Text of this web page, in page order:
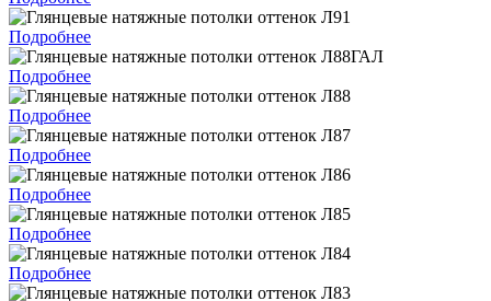
Подробнее
Подробнее
Подробнее
Подробнее
Подробнее
Подробнее
Подробнее